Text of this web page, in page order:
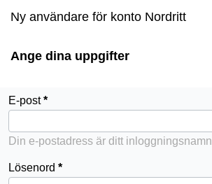
Ny användare för konto Nordritt
Ange dina uppgifter
E-post
Din e-postadress är ditt inloggningsnamn
Lösenord